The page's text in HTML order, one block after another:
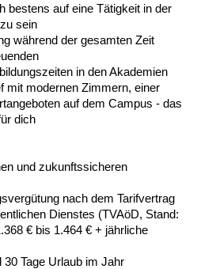
bestens auf eine Tätigkeit in der
sein
während der gesamten Zeit
in den Akademien
mit modernen Zimmern, einer
auf dem Campus - das
dich
und zukunftssicheren
nach dem Tarifvertrag
Dienstes (TVAöD, Stand:
€ bis 1.464 € + jährliche
30 Tage Urlaub im Jahr